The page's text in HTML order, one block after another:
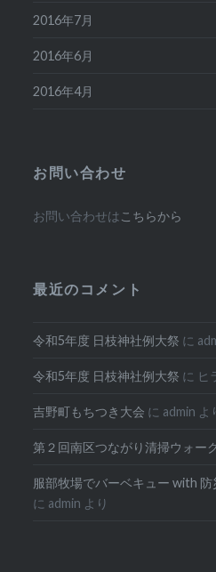
2016年7月
2016年6月
2016年4月
お問い合わせ
お問い合わせは こちらから
最近のコメント
令和5年度 日枝神社例大祭 に
令和5年度 日枝神社例大祭 に ヒ
吉野町もちつき大会 に admin よ
第２回南区つながり清掃ウォー
服部牧場でバーベキュー with
に admin より